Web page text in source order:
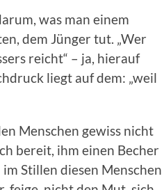
was man einem
dem Jünger tut. „Wer
reicht“ – ja, hierauf
liegt auf dem: „weil
Menschen gewiss nicht
bereit, ihm einen Becher
Stillen diesen Menschen